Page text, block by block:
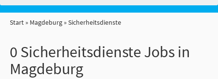
Start Magdeburg Sicherheitsdienste
0 Sicherheitsdienste Jobs in
Magdeburg